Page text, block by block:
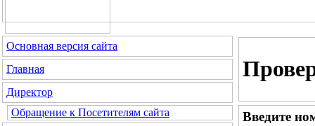
Основная версия сайта
Главная
Директор
Обращение к Посетителям сайта
Введите